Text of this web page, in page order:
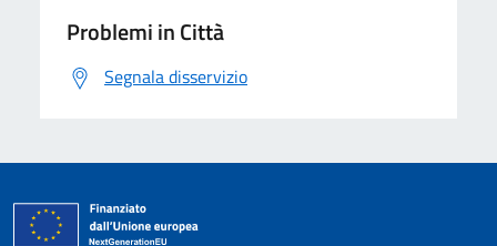
Problemi in Città
Segnala disservizio